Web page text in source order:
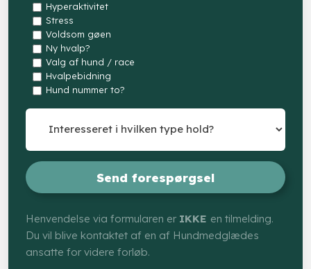
Hyperaktivitet
Stress
Voldsom gøen
Ny hvalp?
Valg af hund / race
Hvalpebidning
Hund nummer to?
Henvendelse via formularen er IKKE en tilmelding.
Du vil blive kontaktet af en af Hundmedglædes
ansatte for videre forløb.​